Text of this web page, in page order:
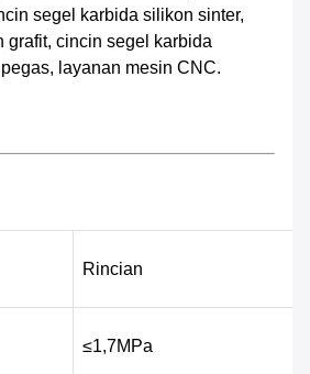
segel karbida silikon sinter,
grafit, cincin segel karbida
layanan mesin CNC.
Rincian
≤1,7MPa